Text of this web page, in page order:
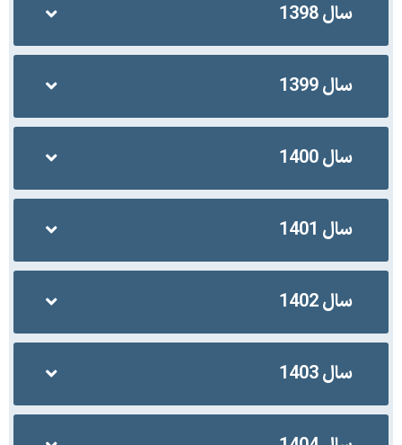
سال 1398
سال 1399
سال 1400
سال 1401
سال 1402
سال 1403